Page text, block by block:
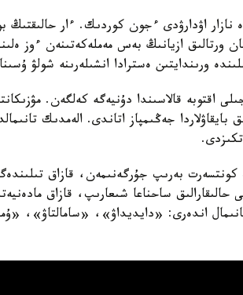
اۋدارۋدى ءجون كوردىك. ءار حالىقتىڭ
ورتالىق ازيانىڭ بەس مەملەكەتىنەن ءوز
ورىندايتىن ەسترادا انشىلەرىنە شولۋ
قۇدايبەرگەن 1994 -جىلى اقتوبە قالاسىندا دۇنيەگە كەلگەن.
بەرىپ جۇرگەنىمەن، قازاق
ساحناعا شىعارىپ، قازاق
اندەرى: «دايديداۋ»، «سامالتاۋ»،